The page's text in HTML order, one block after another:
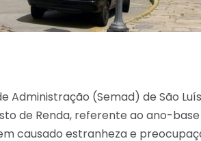
Administração (Semad) de São
de Renda, referente ao ano-base
causado estranheza e